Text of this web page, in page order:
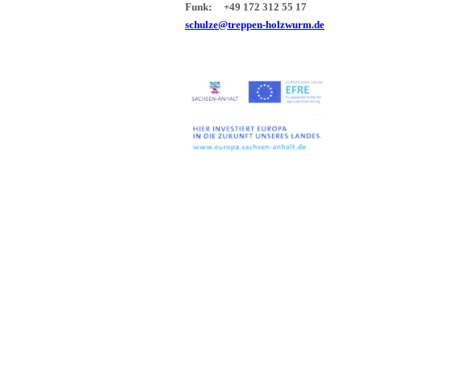
Funk: +49 172 312 55 17
schulze@treppen-holzwurm.de